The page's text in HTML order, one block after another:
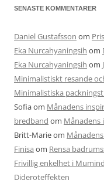
SENASTE KOMMENTARER
Daniel Gustafsson om
Eka Nurcahyaningsih om
Eka Nurcahyaningsih om
Minimalistiskt resande
Minimalistiska
Sofiaom Månadens
bredband om Månadens
Britt-Marieom
Finisa om Rensa
Frivillig enkelhet i
Dideroteffekten